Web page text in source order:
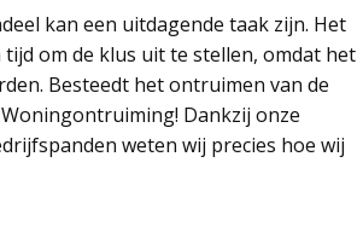
kan een uitdagende taak zijn. Het
om de klus uit te stellen, omdat het
Besteedt het ontruimen van de
Dankzij onze
weten wij precies hoe wij